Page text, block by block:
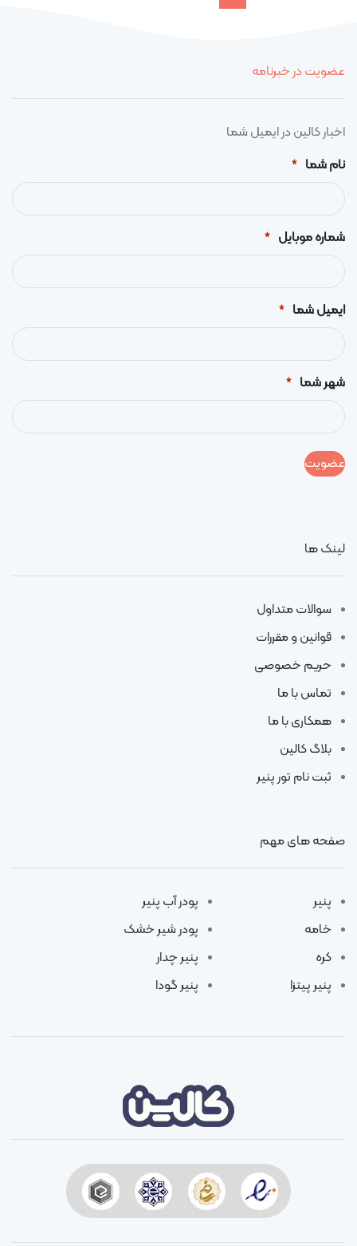
عضویت در خبرنامه
اخبار کالین در ایمیل شما
نام شما
*
شماره موبایل *
ایمیل شما *
شهر شما *
لینک ها
سوالات متداول
قوانین و مقررات
حریم خصوصی
تماس با ما
همکاری با ما
بلاگ کالین
ثبت نام تور پنیر
صفحه های مهم
پنیر
خامه
کره
پنیر پیتزا
پودر آب پنیر
پودر شیر خشک
پنیر چدار
پنیر گودا